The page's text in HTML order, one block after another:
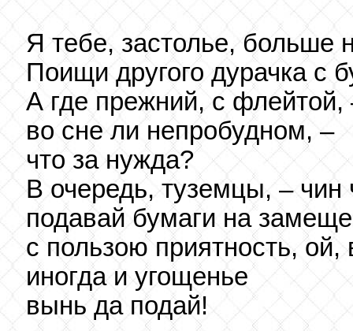
Я тебе, застолье, больше
Поищи другого дурачка с
А где прежний, с флейтой,
во сне ли непробудном, –
что за нужда?
В очередь, туземцы, – чин
подавай бумаги на
с пользою приятность, ой,
иногда и угощенье
вынь да подай!